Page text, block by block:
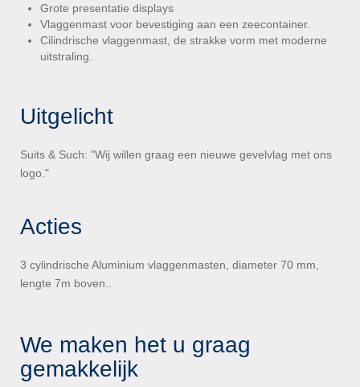
Grote presentatie displays
Vlaggenmast voor bevestiging aan een zeecontainer.
Cilindrische vlaggenmast, de strakke vorm met moderne
uitstraling.
Uitgelicht
Suits & Such: "Wij willen graag een nieuwe gevelvlag met ons
logo."
Acties
3 cylindrische Aluminium vlaggenmasten, diameter 70 mm,
lengte 7m boven..
We maken het u graag
gemakkelijk